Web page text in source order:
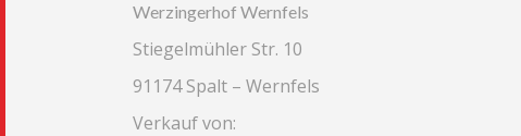
Werzingerhof Wernfels
Stiegelmühler Str. 10
91174 Spalt – Wernfels
Verkauf von: